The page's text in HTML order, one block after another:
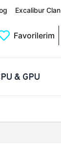
Excalibur Clan
Favorilerim
& GPU